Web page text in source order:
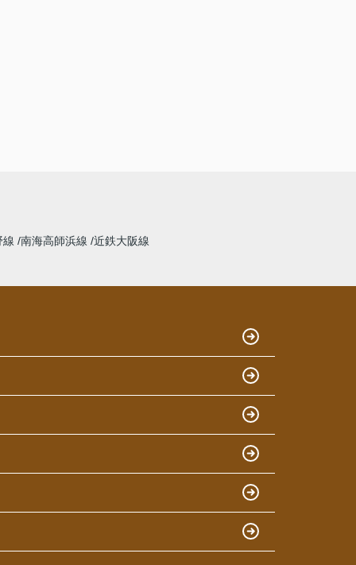
線 南海高師浜線 近鉄大阪線